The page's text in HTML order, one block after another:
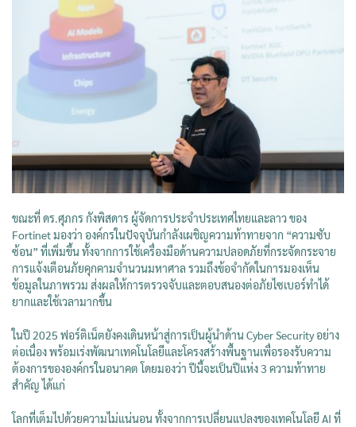
ขณะที่ ดร.ศุภกร กังพิสดาร ผู้จัดการประจำประเทศไทยและลาว ของ
Fortinet มองว่า องค์กรในปัจจุบันกำลังเผชิญความท้าทายจาก “ความซับ
ซ้อน” ที่เพิ่มขึ้น ทั้งจากการใช้เครื่องมือด้านความปลอดภัยที่กระจัดกระจาย
การแจ้งเตือนภัยคุกคามจำนวนมหาศาล รวมถึงข้อจำกัดในการมองเห็น
ข้อมูลในภาพรวม ส่งผลให้การตรวจจับและตอบสนองต่อภัยไซเบอร์ทำได้
ยากและใช้เวลามากขึ้น
ในปี 2025 ฟอร์ติเน็ตยังคงเดินหน้าสู่การเป็นผู้นำด้าน Cyber Security อย่าง
ต่อเนื่อง พร้อมเร่งพัฒนาเทคโนโลยีและโครงสร้างพื้นฐานเพื่อรองรับความ
ต้องการขององค์กรในอนาคต โดยมองว่า ปีนี้จะเป็นปีแห่ง 3 ความท้าทาย
สำคัญ ได้แก่
โลกที่เต็มไปด้วยความไม่แน่นอน ทั้งจากการเปลี่ยนแปลงของเทคโนโลยี AI ที่